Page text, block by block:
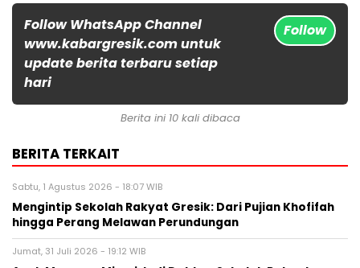
Follow WhatsApp Channel
www.kabargresik.com untuk
update berita terbaru setiap
hari
Follow
Berita ini 10 kali dibaca
BERITA TERKAIT
Sabtu, 1 Agustus 2026 - 18:07 WIB
Mengintip Sekolah Rakyat Gresik: Dari Pujian Khofifah
hingga Perang Melawan Perundungan
Jumat, 31 Juli 2026 - 19:12 WIB